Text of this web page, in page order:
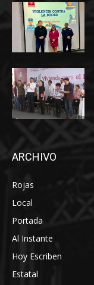
ARCHIVO
Rojas
Local
Portada
Al Instante
Hoy Escriben
Estatal